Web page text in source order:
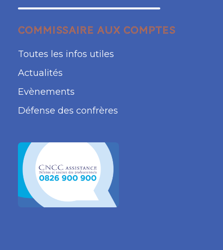
COMMISSAIRE AUX COMPTES
Toutes les infos utiles
Actualités
Evènements
Défense des confrères